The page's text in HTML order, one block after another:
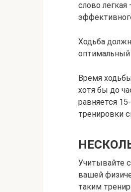
слово
Ходьба
Время
хотя бы до
равняется
тренировки
Учитывайте
вашей
таким